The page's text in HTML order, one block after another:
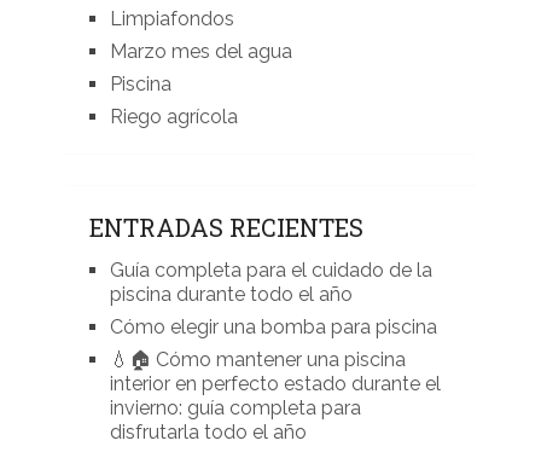
Limpiafondos
Marzo mes del agua
Piscina
Riego agrícola
ENTRADAS RECIENTES
Guía completa para el cuidado de la
piscina durante todo el año
Cómo elegir una bomba para piscina
💧🏠 Cómo mantener una piscina
interior en perfecto estado durante el
invierno: guía completa para
disfrutarla todo el año